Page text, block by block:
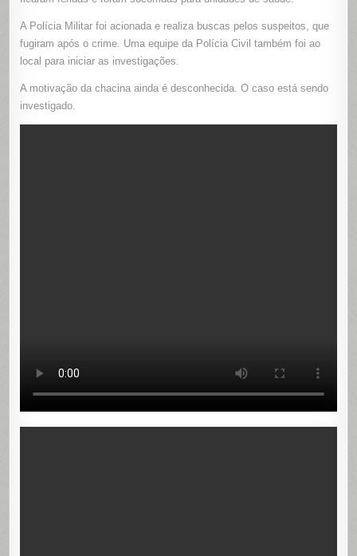
A Polícia Militar foi acionada e realiza buscas pelos suspeitos, que
fugiram após o crime. Uma equipe da Polícia Civil também foi ao
local para iniciar as investigações.
A motivação da chacina ainda é desconhecida. O caso está sendo
investigado.